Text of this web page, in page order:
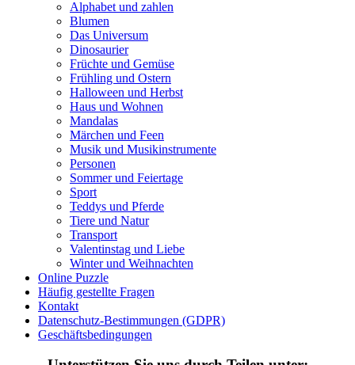
Märchen und Feen
Musik und Musikinstrumente
Sommer und Feiertage
Teddys und Pferde
Tiere und Natur
Valentinstag und Liebe
Winter und Weihnachten
Nezaradené
Unkategorisiert
Alphabet und zahlen
Blumen
Das Universum
Dinosaurier
Früchte und Gemüse
Frühling und Ostern
Halloween und Herbst
Haus und Wohnen
Mandalas
Märchen und Feen
Musik und Musikinstrumente
Personen
Sommer und Feiertage
Sport
Teddys und Pferde
Tiere und Natur
Transport
Valentinstag und Liebe
Winter und Weihnachten
Online Puzzle
Häufig gestellte Fragen
Kontakt
Datenschutz-Bestimmungen (GDPR)
Geschäftsbedingungen